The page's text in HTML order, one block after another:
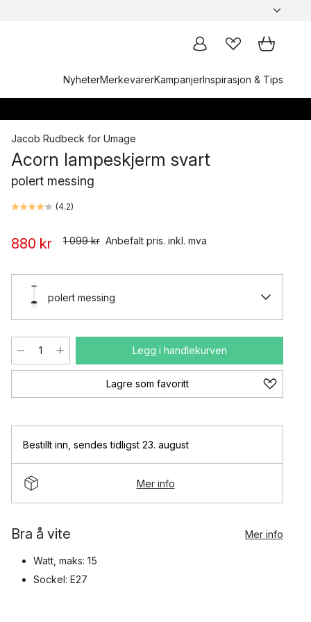
NyheterMerkevarerKampanjerInspirasjon & Tips
Jacob Rudbeck for Umage
Acorn lampeskjerm svart
polert messing
(4.2)
880 kr 1 099 kr Anbefalt pris. inkl. mva
polert messing
Legg i handlekurven
Lagre som favoritt
Bestillt inn sendes tidligst 23. august
Mer info
Bra å vite Mer info
Watt, maks: 15
Sockel: E27